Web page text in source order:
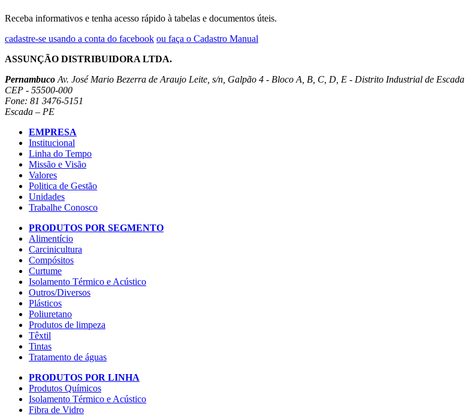
Receba informativos e tenha acesso rápido à tabelas e documentos úteis.
cadastre-se usando a conta do facebook ou faça o Cadastro Manual
ASSUNÇÃO DISTRIBUIDORA LTDA.
Pernambuco Av. José Mario Bezerra de Araujo Leite, s/n, Galpão 4 - Bloco A, B, C, D, E - Distrito Industrial de Escada
CEP - 55500-000
Fone: 81 3476-5151
Escada – PE
EMPRESA
Institucional
Linha do Tempo
Missão e Visão
Valores
Politica de Gestão
Unidades
Trabalhe Conosco
PRODUTOS POR SEGMENTO
Alimentício
Carcinicultura
Compósitos
Curtume
Isolamento Térmico e Acústico
Outros/Diversos
Plásticos
Poliuretano
Produtos de limpeza
Têxtil
Tintas
Tratamento de águas
PRODUTOS POR LINHA
Produtos Químicos
Isolamento Térmico e Acústico
Fibra de Vidro